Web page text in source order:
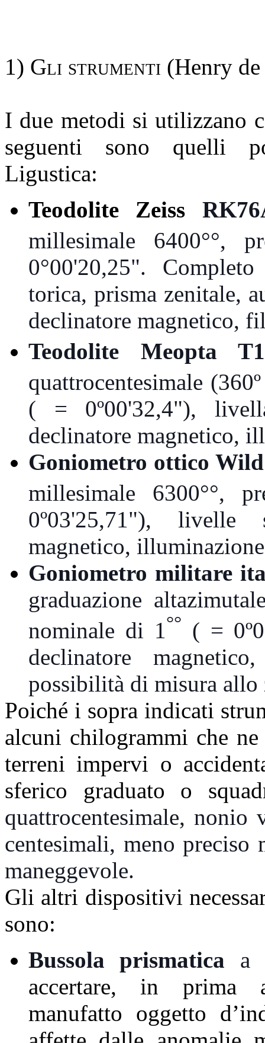
1) Gli strumenti (Henry
I due metodi si utilizzano
seguenti sono quelli
Ligustica:
Teodolite Zeiss
millesimale 6400°°,
0°00'20,25".
torica, prisma zenitale,
declinatore magnetico,
Teodolite Meopta T1
quattrocentesimale
( = 0º00'32,4"),
declinatore magnetico,
Goniometro ottico
millesimale 6300°°,
0º03'25,71"),
magnetico,
Goniometro militare
graduazione
nominale di 1°° ( =
declinatore
possibilità di misura allo
Poiché i sopra indicati
alcuni chilogrammi che
terreni impervi o
sferico graduato o
quattrocentesimale, nonio
centesimali, meno
maneggevole.
Gli altri dispositivi
sono:
Bussola prismatica a
accertare, in prima
manufatto oggetto